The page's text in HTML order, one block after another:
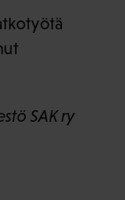
SAK ry